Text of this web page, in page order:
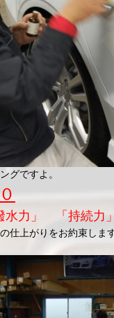
グですよ。
水力」 「持続力」
仕上がりをお約束しま